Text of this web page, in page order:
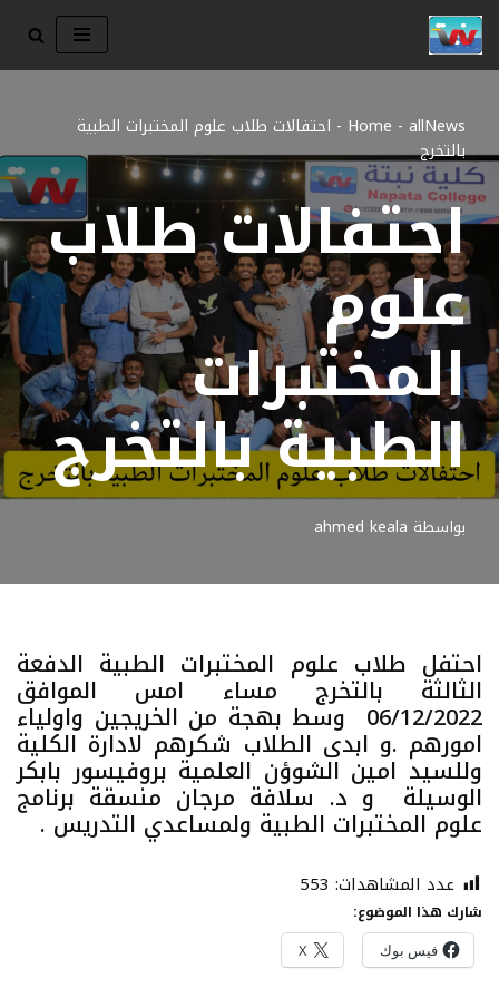
تخطى
المحتوى
Home - allNews
- احتفالات طلاب علوم المختبرات الطبية
بالتخرج
احتفالات طلاب
علوم
المختبرات
الطبية بالتخرج
بواسطة ahmed keala
احتفل طلاب علوم المختبرات الطبية الدفعة
الثالثة بالتخرج مساء امس الموافق
06/12/2022 وسط بهجة من الخريجين واولياء
امورهم .و ابدى الطلاب شكرهم لادارة الكلية
وللسيد امين الشوؤن العلمية بروفيسور بابكر
الوسيلة و د. سلافة مرجان منسقة برنامج
علوم المختبرات الطبية ولمساعدي التدريس .
عدد المشاهدات: 553
شارك هذا الموضوع:
فيس بوك X